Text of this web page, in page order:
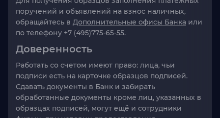
поручений и объявлений на взнос наличных,
обращайтесь в Дополнительные офисы Банка или
по телефону +7 (495)775-65-55.
Доверенность
Работать со счетом имеют право: лица, чьи
подписи есть на карточке образцов подписей.
Сдавать документы в Банк и забирать
обработанные документы кроме лиц, указанных в
образцах подписей, могут ещё и сотрудники